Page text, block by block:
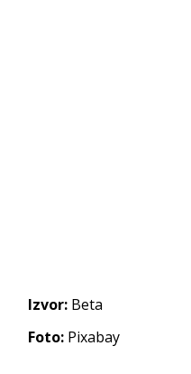
Izvor: Beta
Foto: Pixabay